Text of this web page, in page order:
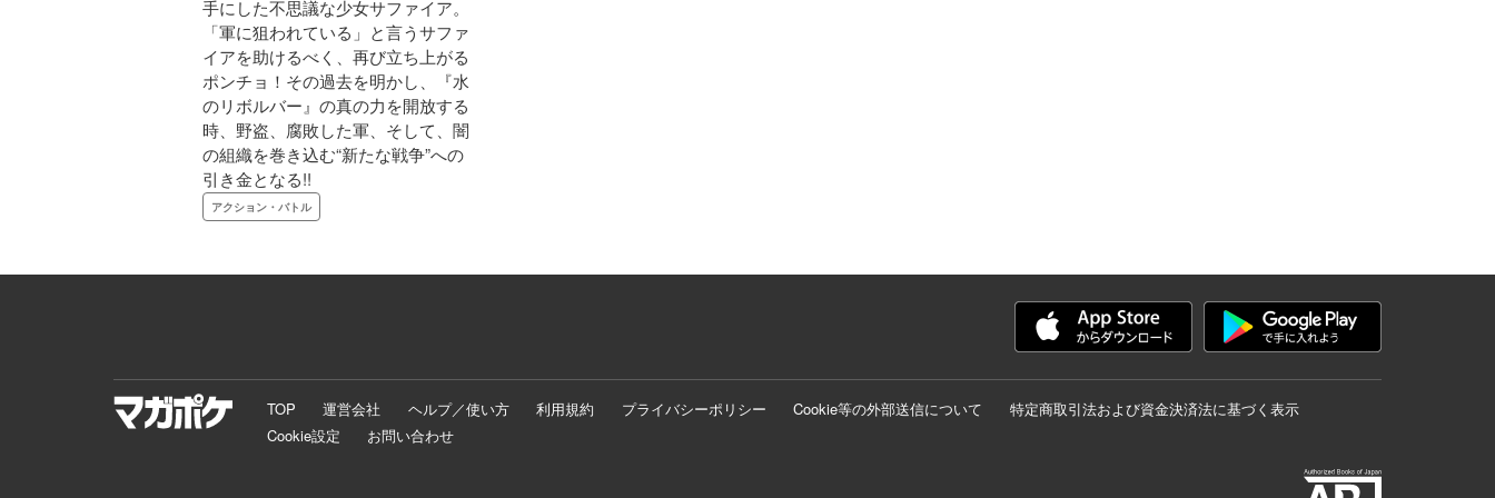
手にした不思議な少女サファイア。
「軍に狙われている」と言うサファ
イアを助けるべく、再び立ち上がる
ポンチョ！その過去を明かし、『水
のリボルバー』の真の力を開放する
時、野盗、腐敗した軍、そして、闇
の組織を巻き込む“新たな戦争”への
引き金となる!!
アクション・バトル
TOP 運営会社 ヘルプ／使い方 利用規約 プライバシーポリシー Cookie等の外部送信について
特定商取引法および資金決済法に基づく表示
Cookie設定
お問い合わせ